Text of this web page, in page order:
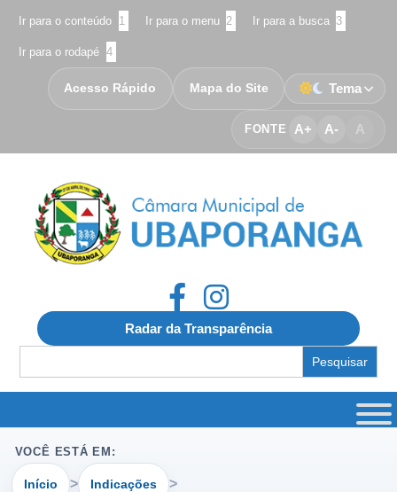
Ir para o conteúdo 1 Ir para o menu 2 Ir para a busca 3
Ir para o rodapé 4
FONTE A+ A- A
Acesso Rápido Mapa do Site Tema
Radar da Transparência
for:
VOCÊ ESTÁ EM:
Início Indicações